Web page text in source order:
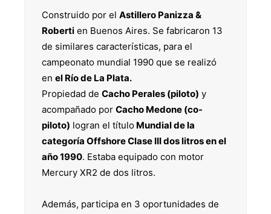
Construido por el Astillero Panizza &
Roberti en Buenos Aires. Se fabricaron 13
de similares características, para el
campeonato mundial 1990 que se realizó
en el Río de La Plata.
Propiedad de Cacho Perales (piloto) y
acompañado por Cacho Medone (co-
piloto) logran el título Mundial de la
categoría Offshore Clase III dos litros en el
año 1990. Estaba equipado con motor
Mercury XR2 de dos litros.
Además, participa en 3 oportunidades de